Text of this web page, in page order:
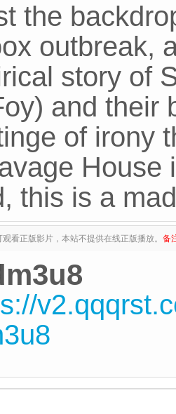
the
outbreak,
story of
and their
of irony
House
this is a
看正版影片，本站不提供在线正版播放。 备